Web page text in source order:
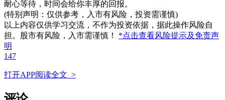
耐心等待，时间会给你丰厚的回报。
(特别声明：仅供参考，入市有风险，投资需谨慎)
以上内容仅供学习交流，不作为投资依据，据此操作风险自
担。股市有风险，入市需谨慎！ *点击查看风险提示及免责声
明
147
打开APP阅读全文 >